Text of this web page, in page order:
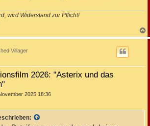
wird Widerstand zur Pflicht!
a
Villager
2026: "Asterix und das
2025 18:36